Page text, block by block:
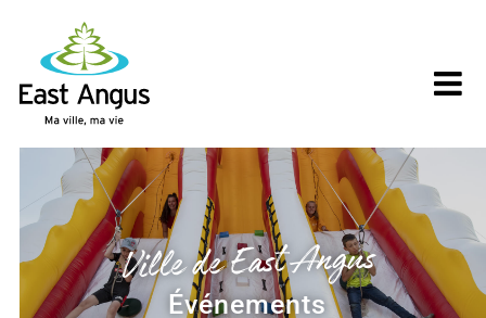
content
Ville de East Angus
Événements